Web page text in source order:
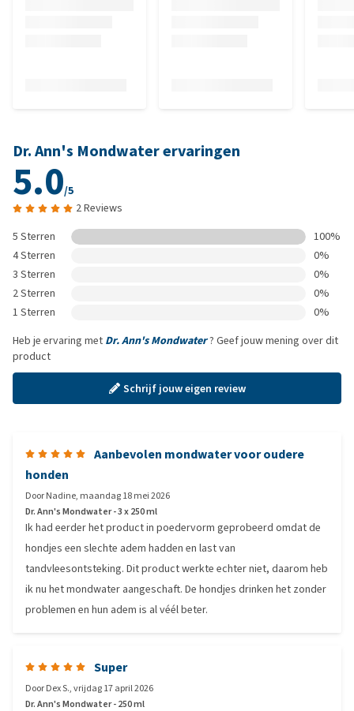
Dr. Ann's Mondwater ervaringen
5.0/5
2 Reviews
5 Sterren
100%
4 Sterren
0%
3 Sterren
0%
2 Sterren
0%
1 Sterren
0%
Heb je ervaring met Dr. Ann's Mondwater? Geef jouw mening over dit
product
Schrijf jouw eigen review
Aanbevolen mondwater voor oudere
honden
DoorNadine, maandag 18 mei 2026
Dr. Ann's Mondwater - 3 x 250 ml
Ik had eerder het product in poedervorm geprobeerd omdat de
hondjes een slechte adem hadden en last van
tandvleesontsteking. Dit product werkte echter niet, daarom heb
ik nu het mondwater aangeschaft. De hondjes drinken het zonder
problemen en hun adem is al véél beter.
Super
DoorDex S.,vrijdag 17 april 2026
Dr. Ann's Mondwater - 250 ml